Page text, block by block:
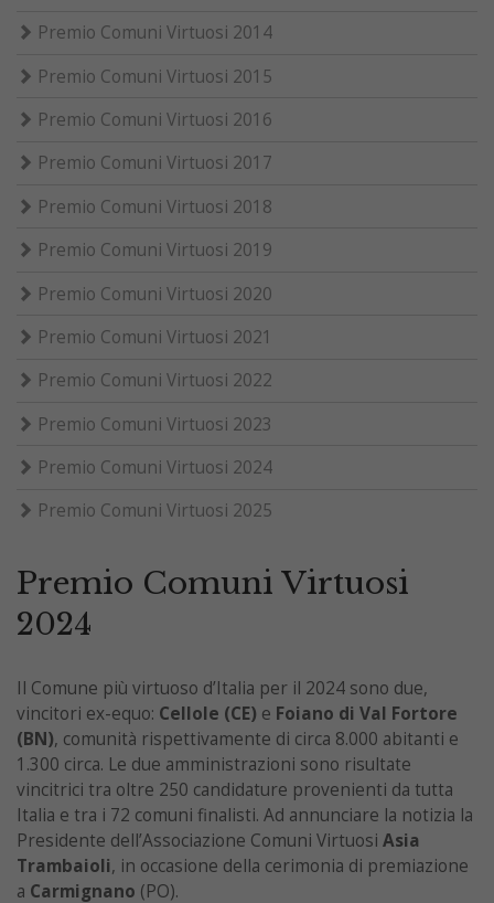
Premio Comuni Virtuosi 2014
Premio Comuni Virtuosi 2015
Premio Comuni Virtuosi 2016
Premio Comuni Virtuosi 2017
Premio Comuni Virtuosi 2018
Premio Comuni Virtuosi 2019
Premio Comuni Virtuosi 2020
Premio Comuni Virtuosi 2021
Premio Comuni Virtuosi 2022
Premio Comuni Virtuosi 2023
Premio Comuni Virtuosi 2024
Premio Comuni Virtuosi 2025
Premio Comuni Virtuosi
2024
Il Comune più virtuoso d’Italia per il 2024 sono due,
vincitori ex-equo: Cellole (CE) e Foiano di Val Fortore
(BN), comunità rispettivamente di circa 8.000 abitanti e
1.300 circa. Le due amministrazioni sono risultate
vincitrici tra oltre 250 candidature provenienti da tutta
Italia e tra i 72 comuni finalisti. Ad annunciare la notizia la
Presidente dell’Associazione Comuni Virtuosi Asia
Trambaioli, in occasione della cerimonia di premiazione
a Carmignano (PO).